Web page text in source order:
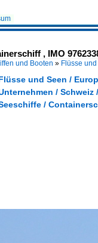
, IMO
und Booten » Flüsse
und Seen /
/ Schweiz
/